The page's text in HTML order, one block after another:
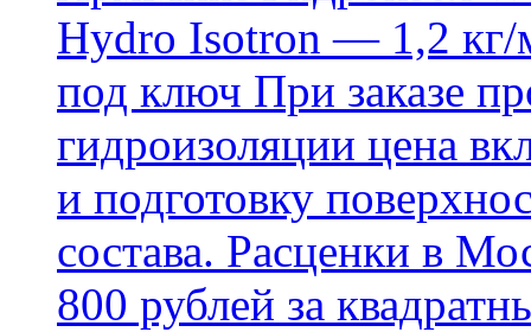
Hydro Isotron — 1,2 кг/
под ключ При заказе
гидроизоляции цена
и подготовку
состава. Расценки в
800 рублей за